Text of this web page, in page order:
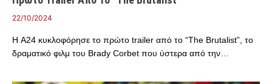
22/10/2024
Η A24 κυκλοφόρησε το πρώτο trailer από το “The Brutalist”, το
δραματικό φιλμ του Brady Corbet που ύστερα από την…